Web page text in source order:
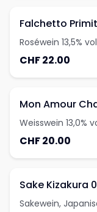
Falchetto
Roséwein 13,5% vol
CHF 22.00
Mon Amour
Weisswein 13,0%
CHF 20.00
Sake Kizakura
Sakewein,